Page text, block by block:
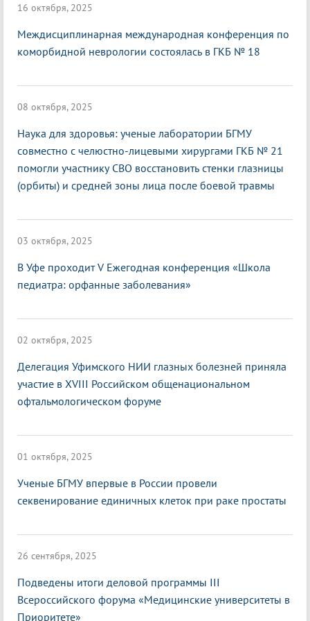
16 октября, 2025
Междисциплинарная международная конференция по
коморбидной неврологии состоялась в ГКБ № 18
08 октября, 2025
Наука для здоровья: ученые лаборатории БГМУ
совместно с челюстно-лицевыми хирургами ГКБ № 21
помогли участнику СВО восстановить стенки глазницы
(орбиты) и средней зоны лица после боевой травмы
03 октября, 2025
В Уфе проходит V Ежегодная конференция «Школа
педиатра: орфанные заболевания»
02 октября, 2025
Делегация Уфимского НИИ глазных болезней приняла
участие в XVIII Российском общенациональном
офтальмологическом форуме
01 октября, 2025
Ученые БГМУ впервые в России провели
секвенирование единичных клеток при раке простаты
26 сентября, 2025
Подведены итоги деловой программы III
Всероссийского форума «Медицинские университеты в
Приоритете»